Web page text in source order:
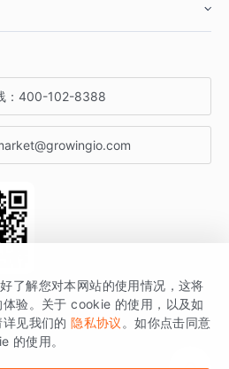
400-102-8388
货
析与增长的品牌，核心平台为 GrowingIO
分析云。
了解您对本网站的使用情况，这将
验。关于 cookie 的使用，以及如
见我们的 隐私协议 。如你点击同意
的使用。